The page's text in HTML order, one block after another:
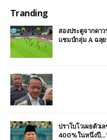
Tranding
สองประตูจากดา
แชมป์กลุ่ม A ฉลุย
ปราโบโวเผยตัวเ
400% ในหนึ่งปี